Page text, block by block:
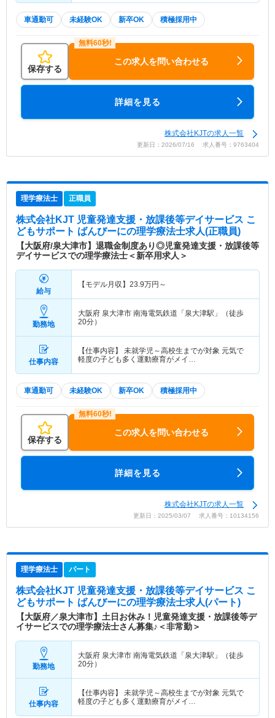
車通勤可 未経験OK 新卒OK 積極採用中
保存する
この求人を問い合わせる
詳細を見る
株式会社KJTの求人一覧
更新日：2026/07/16 求人番号：9763404
理学療法士 正職員
株式会社KJT 児童発達支援・放課後等デイサービス こ
どもサポート ばんびーにの理学療法士求人(正職員)
【大阪府/泉大津市】退職金制度あり◎児童発達支援・放課後等
デイサービスでの理学療法士＜新卒用求人＞
給与
【モデル月収】 23.9万円～
勤務地
大阪府 泉大津市 南海電気鉄道「泉大津駅」（徒歩
20分）
仕事内容
【仕事内容】 未就学児～高校生までが対象 元気で
軽度の子ども多く運動療育がメイ…
車通勤可 未経験OK 新卒OK 積極採用中
保存する
この求人を問い合わせる
詳細を見る
株式会社KJTの求人一覧
更新日：2025/03/07 求人番号：10134156
理学療法士 パート
株式会社KJT 児童発達支援・放課後等デイサービス こ
どもサポート ばんびーにの理学療法士求人(パート)
【大阪府／泉大津市】土日お休み！児童発達支援・放課後等デ
イサービスでの理学療法士さん募集♪＜非常勤＞
勤務地
大阪府 泉大津市 南海電気鉄道「泉大津駅」（徒歩
20分）
仕事内容
【仕事内容】 未就学児～高校生までが対象 元気で
軽度の子ども多く運動療育がメイ…